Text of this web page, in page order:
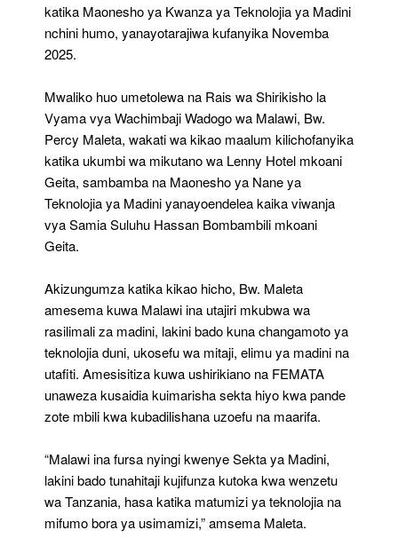
katika Maonesho ya Kwanza ya Teknolojia ya Madini
nchini humo, yanayotarajiwa kufanyika Novemba
2025.
Mwaliko huo umetolewa na Rais wa Shirikisho la
Vyama vya Wachimbaji Wadogo wa Malawi, Bw.
Percy Maleta, wakati wa kikao maalum kilichofanyika
katika ukumbi wa mikutano wa Lenny Hotel mkoani
Geita, sambamba na Maonesho ya Nane ya
Teknolojia ya Madini yanayoendelea kaika viwanja
vya Samia Suluhu Hassan Bombambili mkoani
Geita.
Akizungumza katika kikao hicho, Bw. Maleta
amesema kuwa Malawi ina utajiri mkubwa wa
rasilimali za madini, lakini bado kuna changamoto ya
teknolojia duni, ukosefu wa mitaji, elimu ya madini na
utafiti. Amesisitiza kuwa ushirikiano na FEMATA
unaweza kusaidia kuimarisha sekta hiyo kwa pande
zote mbili kwa kubadilishana uzoefu na maarifa.
“Malawi ina fursa nyingi kwenye Sekta ya Madini,
lakini bado tunahitaji kujifunza kutoka kwa wenzetu
wa Tanzania, hasa katika matumizi ya teknolojia na
mifumo bora ya usimamizi,” amsema Maleta.